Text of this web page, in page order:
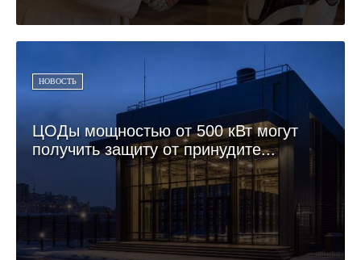
НОВОСТЬ
ЦОДы мощностью от 500 кВт могут
получить защиту от принудите...